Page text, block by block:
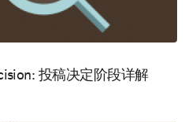
投稿决定阶段详解